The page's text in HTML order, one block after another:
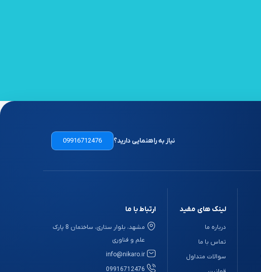
نیاز به راهنمایی دارید؟ 09916712476
لینک های مفید
درباره ما
تماس با ما
سوالات متداول
ارتباط با ما
مشهد، بلوار ستاری، ساختمان 8 پارک
علم و فناوری
info@nikaro.ir
09916712476